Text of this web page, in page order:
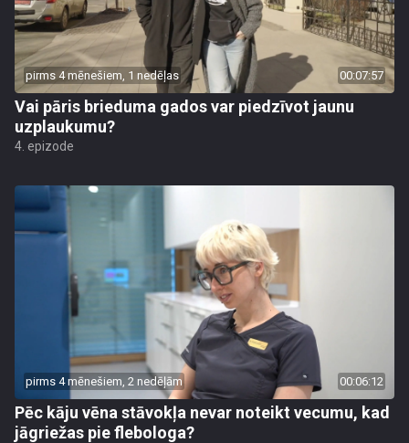
pirms 4 mēnešiem, 1 nedēļas 00:07:57
Vai pāris brieduma gados var piedzīvot jaunu
uzplaukumu?
4. epizode
pirms 4 mēnešiem, 2 nedēļām 00:06:12
Pēc kāju vēna stāvokļa nevar noteikt vecumu, kad
jāgriežas pie flebologa?